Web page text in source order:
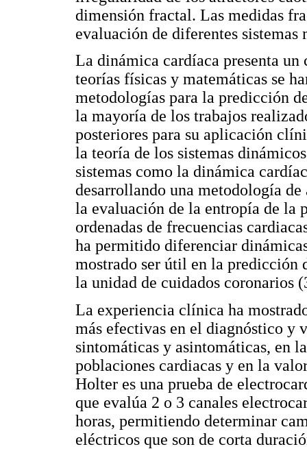
dimensión fractal. Las medidas
evaluación de diferentes
La dinámica cardíaca presenta
teorías físicas y matemáticas se
metodologías para la predicción
la mayoría de los trabajos
posteriores para su aplicación
la teoría de los sistemas
sistemas como la dinámica
desarrollando una metodología
la evaluación de la entropía de la
ordenadas de frecuencias
ha permitido diferenciar
mostrado ser útil en la predicción
la unidad de cuidados coronarios
La experiencia clínica ha
más efectivas en el diagnóstico y
sintomáticas y asintomáticas, en
poblaciones cardiacas y en la
Holter es una prueba de
que evalúa 2 o 3 canales
horas, permitiendo determinar
eléctricos que son de corta